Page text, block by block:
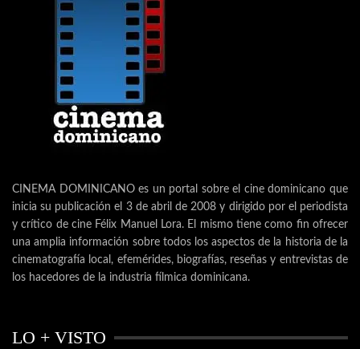
CINEMA DOMINICANO es un portal sobre el cine dominicano que
inicia su publicación el 3 de abril de 2008 y dirigido por el periodista
y crítico de cine Félix Manuel Lora. El mismo tiene como fin ofrecer
una amplia información sobre todos los aspectos de la historia de la
cinematografía local, efemérides, biografías, reseñas y entrevistas de
los hacedores de la industria fílmica dominicana.
LO + VISTO